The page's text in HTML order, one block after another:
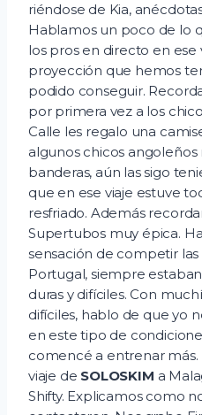
riéndose de Kia,
Hablamos un poco de lo
los pros en directo en ese
proyección que hemos
podido conseguir.
por primera vez a los
Calle les regalo una
algunos chicos
banderas, aún las sigo
que en ese viaje estuve
resfriado. Además
Supertubos muy épica.
sensación de competir
Portugal, siempre
duras y difíciles. Con
difíciles, hablo de que yo
en este tipo de
comencé a entrenar
viaje de SOLOSKIM a
Shifty. Explicamos como